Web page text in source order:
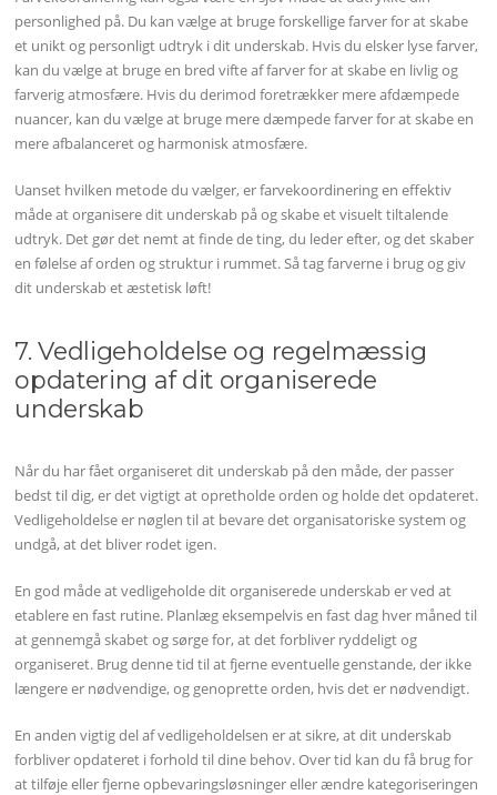
personlighed på. Du kan vælge at bruge forskellige farver for at skabe
et unikt og personligt udtryk i dit underskab. Hvis du elsker lyse farver,
kan du vælge at bruge en bred vifte af farver for at skabe en livlig og
farverig atmosfære. Hvis du derimod foretrækker mere afdæmpede
nuancer, kan du vælge at bruge mere dæmpede farver for at skabe en
mere afbalanceret og harmonisk atmosfære.
Uanset hvilken metode du vælger, er farvekoordinering en effektiv
måde at organisere dit underskab på og skabe et visuelt tiltalende
udtryk. Det gør det nemt at finde de ting, du leder efter, og det skaber
en følelse af orden og struktur i rummet. Så tag farverne i brug og giv
dit underskab et æstetisk løft!
7. Vedligeholdelse og regelmæssig
opdatering af dit organiserede
underskab
Når du har fået organiseret dit underskab på den måde, der passer
bedst til dig, er det vigtigt at opretholde orden og holde det opdateret.
Vedligeholdelse er nøglen til at bevare det organisatoriske system og
undgå, at det bliver rodet igen.
En god måde at vedligeholde dit organiserede underskab er ved at
etablere en fast rutine. Planlæg eksempelvis en fast dag hver måned til
at gennemgå skabet og sørge for, at det forbliver ryddeligt og
organiseret. Brug denne tid til at fjerne eventuelle genstande, der ikke
længere er nødvendige, og genoprette orden, hvis det er nødvendigt.
En anden vigtig del af vedligeholdelsen er at sikre, at dit underskab
forbliver opdateret i forhold til dine behov. Over tid kan du få brug for
at tilføje eller fjerne opbevaringsløsninger eller ændre kategoriseringen